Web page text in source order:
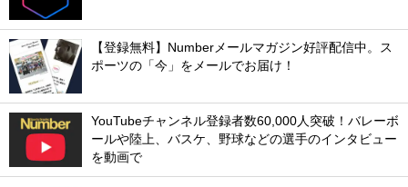
【登録無料】Numberメールマガジン好評配信中。ス
ポーツの「今」をメールでお届け！
YouTubeチャンネル登録者数60,000人突破！バレーボ
ールや陸上、バスケ、野球などの選手のインタビュー
を動画で